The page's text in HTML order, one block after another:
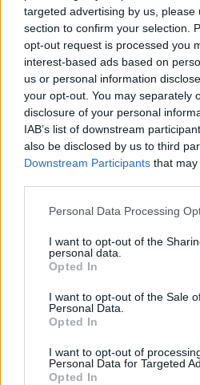
targeted advertising by us, please
section to confirm your selection.
opt-out request is processed you
interest-based ads based on
us or personal information
your opt-out. You may separately
disclosure of your personal
IAB’s list of downstream
also be disclosed by us to third
Downstream Participants that
Personal Data Processing
I want to opt-out of the
personal data.
Opted In
I want to opt-out of the Sale
Personal Data.
Opted In
I want to opt-out of
Personal Data for Targeted
Opted In
Hľadať
Recent Posts
Rada pre vysokých mužov:
vždy riešenie
Od dielne po priemyselnú
krútiaci moment?
personalizovanej zľavy